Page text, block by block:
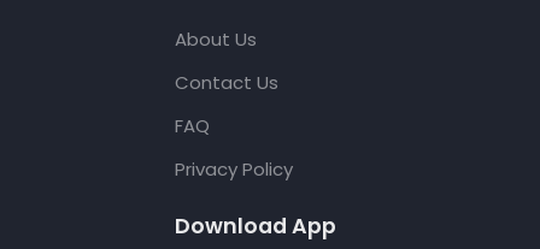
About Us
Contact Us
FAQ
Privacy Policy
Download App